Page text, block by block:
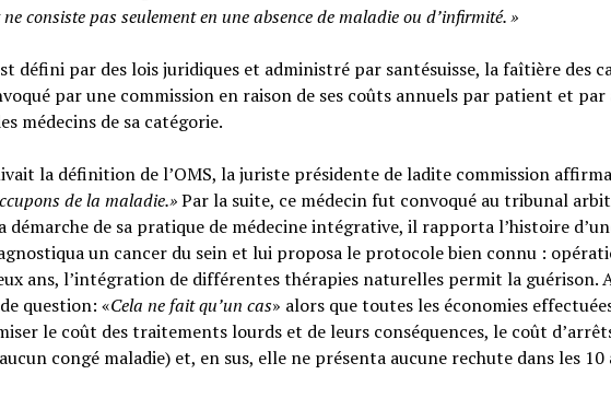
ne consiste pas seulement en une absence de maladie ou d’infirmité.»
défini par des lois juridiques et administré par santésuisse, la faîtière des
par une commission en raison de ses coûts annuels par patient et par
médecins de sa catégorie.
la définition de l’OMS, la juriste présidente de ladite commission
de la maladie.»Par la suite, ce médecin fut convoqué au tribunal
de sa pratique de médecine intégrative, il rapporta l’histoire
un cancer du sein et lui proposa le protocole bien connu :
ans, l’intégration de différentes thérapies naturelles permit la guérison.
question: «Cela ne fait qu’un cas» alors que toutes les économies
le coût des traitements lourds et de leurs conséquences, le coût
congé maladie) et, en sus, elle ne présenta aucune rechute dans les 10